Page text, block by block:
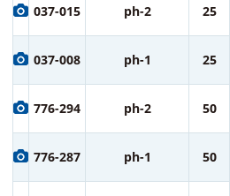
037-015 ph-2 25
037-008 ph-1 25
776-294 ph-2 50
776-287 ph-1 50